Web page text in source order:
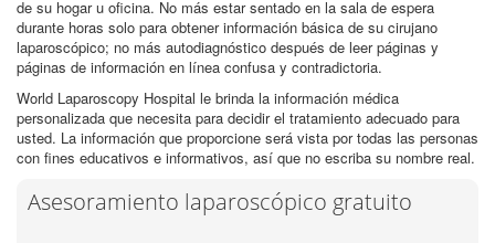
de su hogar u oficina. No más estar sentado en la sala de espera
durante horas solo para obtener información básica de su cirujano
laparoscópico; no más autodiagnóstico después de leer páginas y
páginas de información en línea confusa y contradictoria.
World Laparoscopy Hospital le brinda la información médica
personalizada que necesita para decidir el tratamiento adecuado para
usted. La información que proporcione será vista por todas las personas
con fines educativos e informativos, así que no escriba su nombre real.
Asesoramiento laparoscópico gratuito